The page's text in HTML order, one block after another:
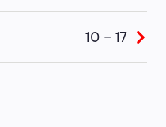
10 - 17